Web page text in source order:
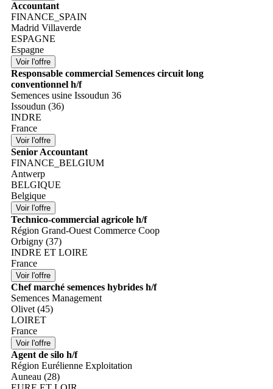
Accountant
FINANCE_SPAIN
Madrid Villaverde
ESPAGNE
Espagne
Responsable commercial Semences circuit long
conventionnel h/f
Semences usine Issoudun 36
Issoudun (36)
INDRE
France
Senior Accountant
FINANCE_BELGIUM
Antwerp
BELGIQUE
Belgique
Technico-commercial agricole h/f
Région Grand-Ouest Commerce Coop
Orbigny (37)
INDRE ET LOIRE
France
Chef marché semences hybrides h/f
Semences Management
Olivet (45)
LOIRET
France
Agent de silo h/f
Région Eurélienne Exploitation
Auneau (28)